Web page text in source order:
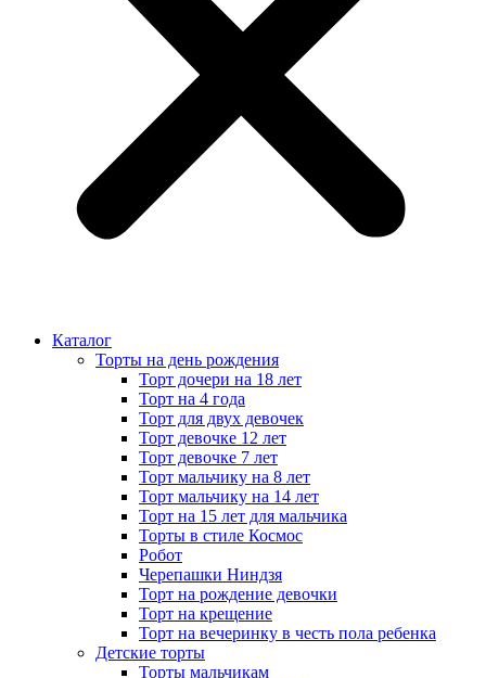
Каталог
Торты на день рождения
Торт дочери на 18 лет
Торт на 4 года
Торт для двух девочек
Торт девочке 12 лет
Торт девочке 7 лет
Торт мальчику на 8 лет
Торт мальчику на 14 лет
Торт на 15 лет для мальчика
Торты в стиле Космос
Робот
Черепашки Ниндзя
Торт на рождение девочки
Торт на крещение
Торт на вечеринку в честь пола ребенка
Детские торты
Торты мальчикам